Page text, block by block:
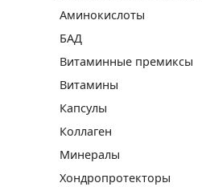
Аминокислоты
БАД
Витаминные премиксы
Витамины
Капсулы
Коллаген
Минералы
Хондропротекторы